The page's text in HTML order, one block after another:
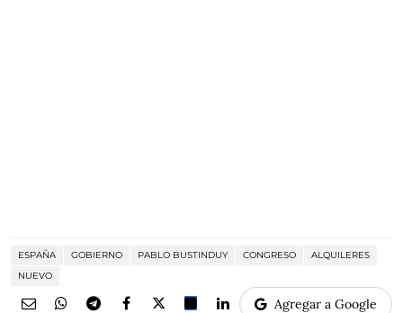
ESPAÑA GOBIERNO PABLO BUSTINDUY CONGRESO
ALQUILERES
NUEVO
Agregar a Google